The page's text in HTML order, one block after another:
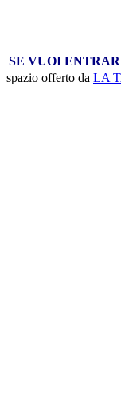
SE VUOI
spazio offerto da LA